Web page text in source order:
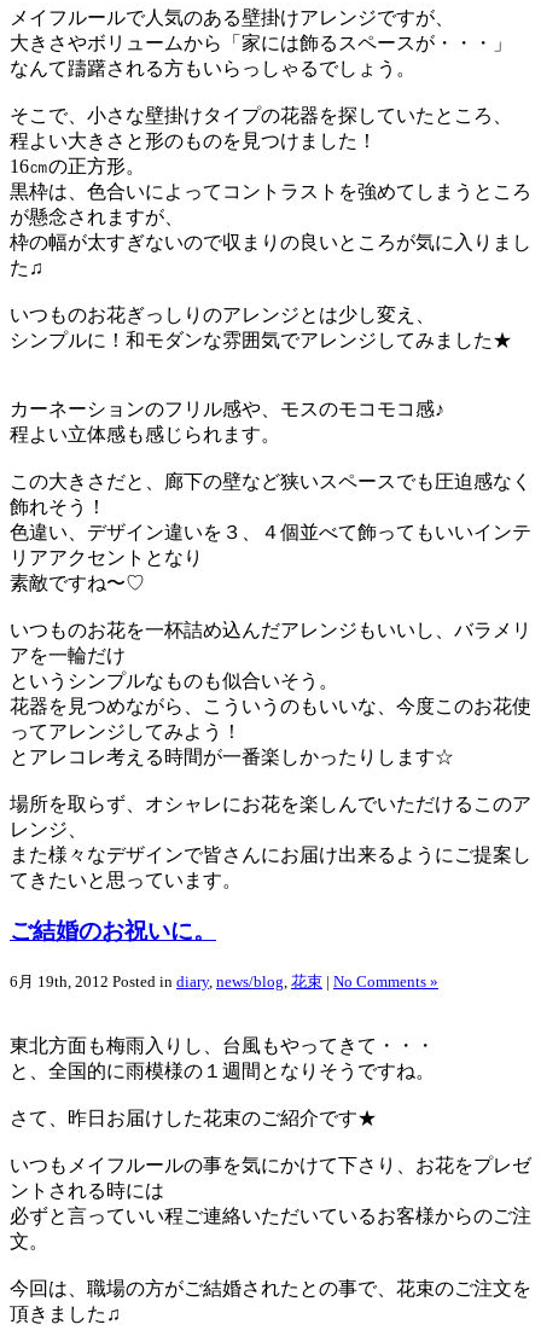
メイフルールで人気のある壁掛けアレンジですが、
大きさやボリュームから「家には飾るスペースが・・・」
なんて躊躇される方もいらっしゃるでしょう。
そこで、小さな壁掛けタイプの花器を探していたところ、
程よい大きさと形のものを見つけました！
16㎝の正方形。
黒枠は、色合いによってコントラストを強めてしまうところ
が懸念されますが、
枠の幅が太すぎないので収まりの良いところが気に入りまし
た♫
いつものお花ぎっしりのアレンジとは少し変え、
シンプルに！和モダンな雰囲気でアレンジしてみました★
カーネーションのフリル感や、モスのモコモコ感♪
程よい立体感も感じられます。
この大きさだと、廊下の壁など狭いスペースでも圧迫感なく
飾れそう！
色違い、デザイン違いを３、４個並べて飾ってもいいインテ
リアアクセントとなり
素敵ですね〜♡
いつものお花を一杯詰め込んだアレンジもいいし、バラメリ
アを一輪だけ
というシンプルなものも似合いそう。
花器を見つめながら、こういうのもいいな、今度このお花使
ってアレンジしてみよう！
とアレコレ考える時間が一番楽しかったりします☆
場所を取らず、オシャレにお花を楽しんでいただけるこのア
レンジ、
また様々なデザインで皆さんにお届け出来るようにご提案し
てきたいと思っています。
ご結婚のお祝いに。
6月 19th, 2012 Posted in diary, news/blog, 花束 | No Comments »
東北方面も梅雨入りし、台風もやってきて・・・
と、全国的に雨模様の１週間となりそうですね。
さて、昨日お届けした花束のご紹介です★
いつもメイフルールの事を気にかけて下さり、お花をプレゼ
ントされる時には
必ずと言っていい程ご連絡いただいているお客様からのご注
文。
今回は、職場の方がご結婚されたとの事で、花束のご注文を
頂きました♫